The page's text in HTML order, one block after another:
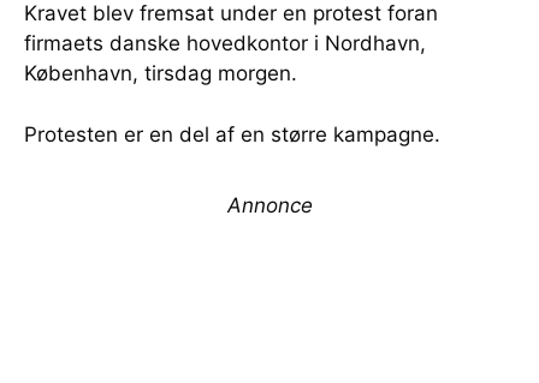
Kravet blev fremsat under en protest foran
firmaets danske hovedkontor i Nordhavn,
København, tirsdag morgen.
Protesten er en del af en større kampagne.
Annonce